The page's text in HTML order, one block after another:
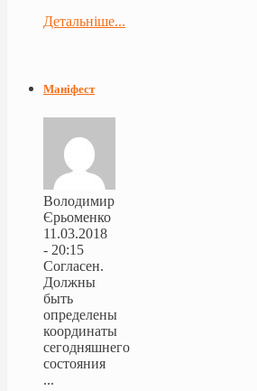
Детальніше...
Маніфест
Володимир
Єрьоменко
11.03.2018
- 20:15
Согласен.
Должны
быть
определены
координаты
сегодняшнего
состояния
...